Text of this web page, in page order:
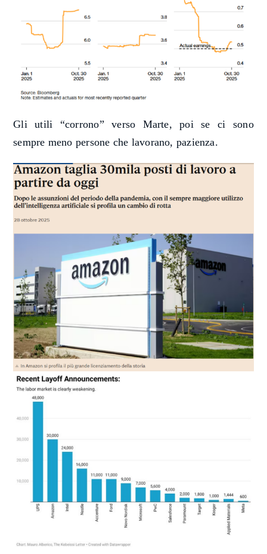
Gli utili “corrono” verso Marte, poi se ci sono
sempre meno persone che lavorano, pazienza.